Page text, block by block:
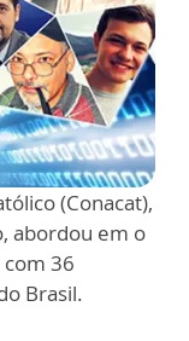
(Conacat),
abordou em o
36
Brasil.